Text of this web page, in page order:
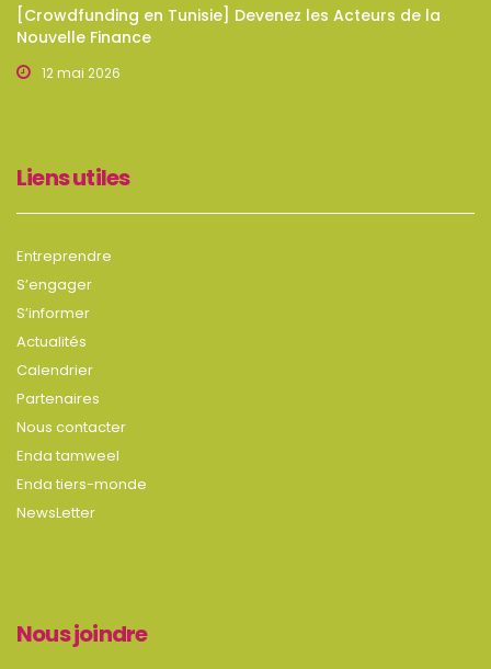
[Crowdfunding en Tunisie] Devenez les Acteurs de la
Nouvelle Finance
12 mai 2026
Liens utiles
Entreprendre
S’engager
S’informer
Actualités
Calendrier
Partenaires
Nous contacter
Enda tamweel
Enda tiers-monde
NewsLetter
Nous joindre